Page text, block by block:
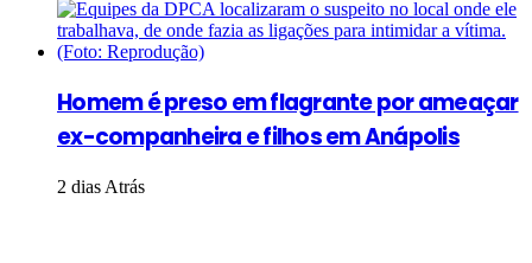
Homem é preso em flagrante por ameaçar
ex-companheira e filhos em Anápolis
2 dias Atrás